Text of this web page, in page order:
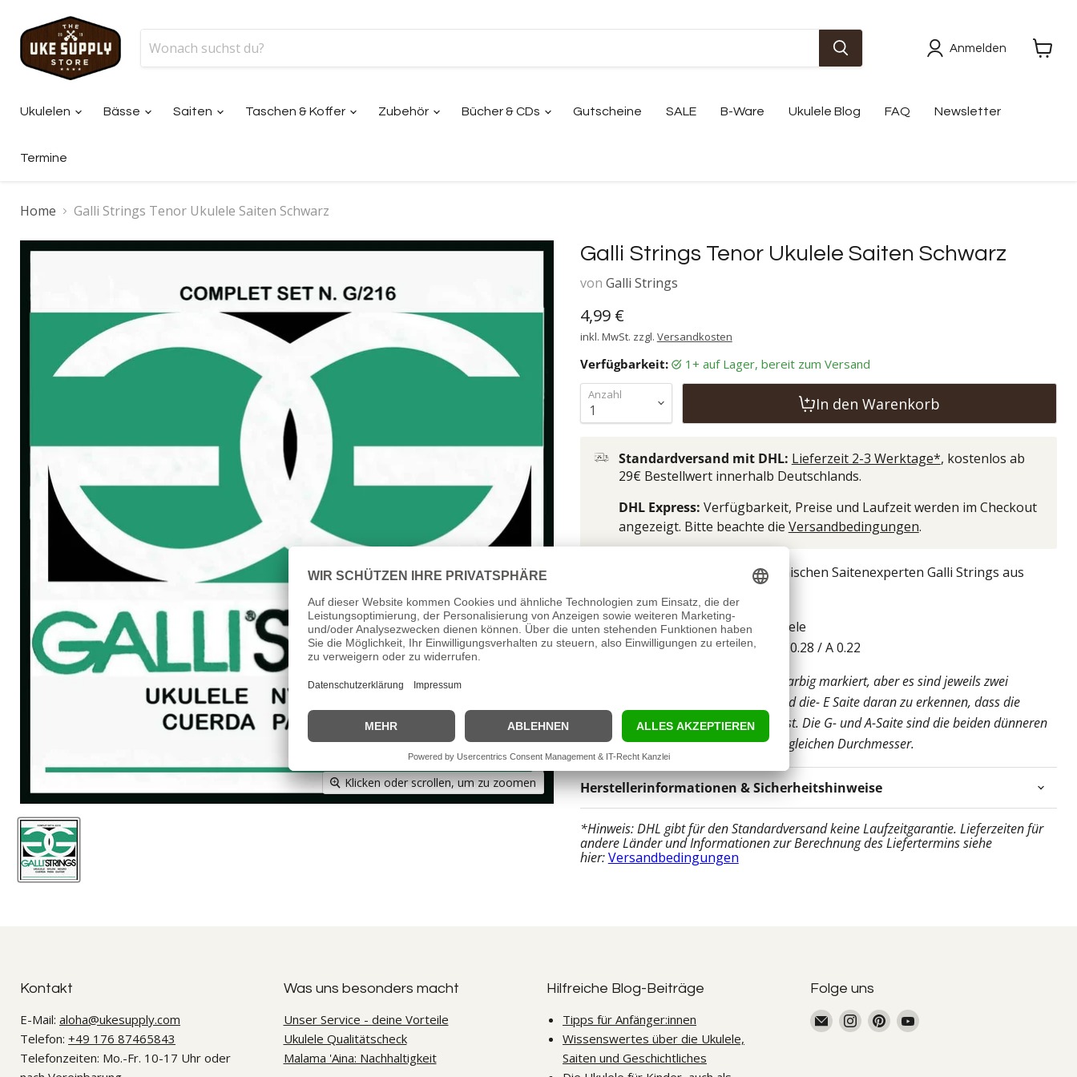
Anmelden
Ukulelen Bässe Saiten Taschen & Koffer Zubehör Bücher & CDs Gutscheine SALE B-Ware Ukulele Blog FAQ Newsletter
Termine
Home Galli Strings Tenor Ukulele Saiten Schwarz
Klicken oder scrollen, um zu zoomen
Galli Strings Tenor Ukulele Saiten Schwarz
von Galli Strings
Aktueller Preis
4,99 €
inkl. MwSt. zzgl. Versandkosten
Verfügbarkeit: 1+ auf Lager, bereit zum Versand
Anzahl In den Warenkorb
Standardversand mit DHL: Lieferzeit 2-3 Werktage*, kostenlos ab
29€ Bestellwert innerhalb Deutschlands.
DHL Express: Verfügbarkeit, Preise und Laufzeit werden im Checkout
angezeigt. Bitte beachte die Versandbedingungen.
Ein Set schwarze Saiten vom italienischen Saitenexperten Galli Strings aus
Nylonsaiten-Set für Tenor-Ukulele
Saitenstärken: G .022 / C 0.32 / E 0.28 / A 0.22
Bitte beachten: Die Saiten sind nicht farbig markiert, aber es sind jeweils zwei
Saiten ineinander gewickelt. Die C- und die- E Saite daran zu erkennen, dass die
dickste Saite (also die C-Saite) dabei ist. Die G- und A-Saite sind die beiden dünneren
Saiten und haben bei diesem Set den gleichen Durchmesser.
Herstellerinformationen & Sicherheitshinweise
*Hinweis: DHL gibt für den Standardversand keine Laufzeitgarantie. Lieferzeiten für
andere Länder und Informationen zur Berechnung des Liefertermins siehe
hier:Versandbedingungen
Kontakt
E-Mail: aloha@ukesupply.com
Telefon: +49 176 87465843
Telefonzeiten: Mo.-Fr. 10-17 Uhr oder
Was uns besonders macht
Unser Service - deine Vorteile
Ukulele Qualitätscheck
Malama 'Aina: Nachhaltigkeit
Hilfreiche Blog-Beiträge
Tipps für Anfänger:innen
Wissenswertes über die Ukulele,
Saiten und Geschichtliches
Folge uns
EmailFindeFindeFinde